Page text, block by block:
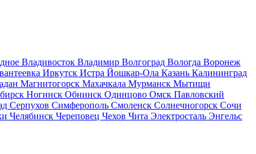
Владивосток Владимир Волгоград Вологда Воронеж
Иркутск Истра Йошкар-Ола Казань Калининград
Магнитогорск Махачкала Мурманск Мытищи
Ногинск Обнинск Одинцово Омск Павловский
Серпухов Симферополь Смоленск Солнечногорск Сочи
Челябинск Череповец Чехов Чита Электросталь Энгельс